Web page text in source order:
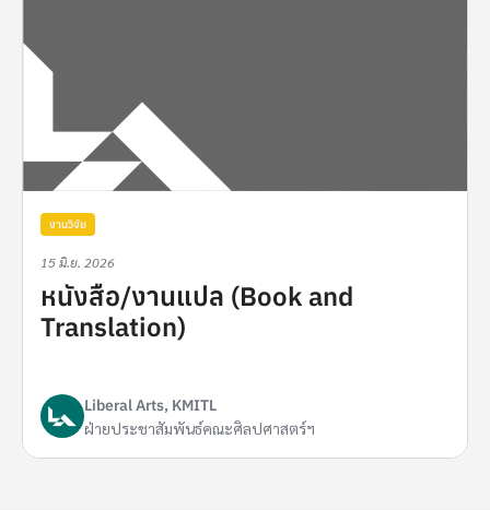
งานวิจัย
15 มิ.ย. 2026
หนังสือ/งานแปล (Book and
Translation)
Liberal Arts, KMITL
ฝ่ายประชาสัมพันธ์คณะศิลปศาสตร์ฯ